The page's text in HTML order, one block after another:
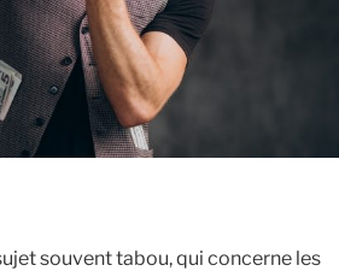
souvent tabou, qui concerne les